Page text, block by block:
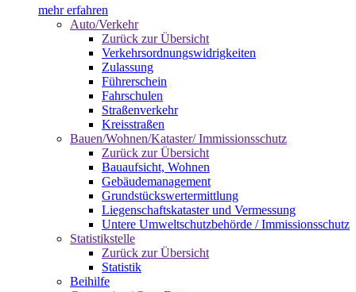
mehr erfahren
Auto/Verkehr
Zurück zur Übersicht
Verkehrsordnungswidrigkeiten
Zulassung
Führerschein
Fahrschulen
Straßenverkehr
Kreisstraßen
Bauen/Wohnen/Kataster/ Immissionsschutz
Zurück zur Übersicht
Bauaufsicht, Wohnen
Gebäudemanagement
Grundstückswertermittlung
Liegenschaftskataster und Vermessung
Untere Umweltschutzbehörde / Immissionsschutz
Statistikstelle
Zurück zur Übersicht
Statistik
Beihilfe